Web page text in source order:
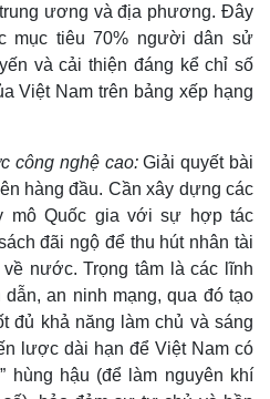
ương và địa phương. Đây
mục tiêu 70% người dân sử
và cải thiện đáng kể chỉ số
Việt Nam trên bảng xếp hạng
công nghệ cao:Giải quyết bài
hàng đầu. Cần xây dựng các
mô Quốc gia với sự hợp tác
đãi ngộ để thu hút nhân tài
nước. Trọng tâm là các lĩnh
an ninh mạng, qua đó tạo
đủ khả năng làm chủ và sáng
lược dài hạn để Việt Nam có
hùng hậu (để làm nguyên khí